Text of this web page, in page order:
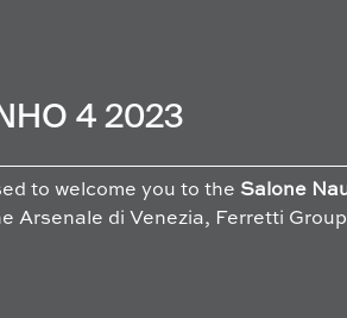
4 2023
to welcome you to the Salone
Arsenale di Venezia, Ferretti